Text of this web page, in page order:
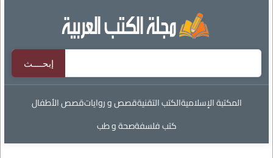
المكتبة الإسلاميةالكتب التقنيةقصص و رواياتقصص الأطفال
كتب فلسفةصحة و طب